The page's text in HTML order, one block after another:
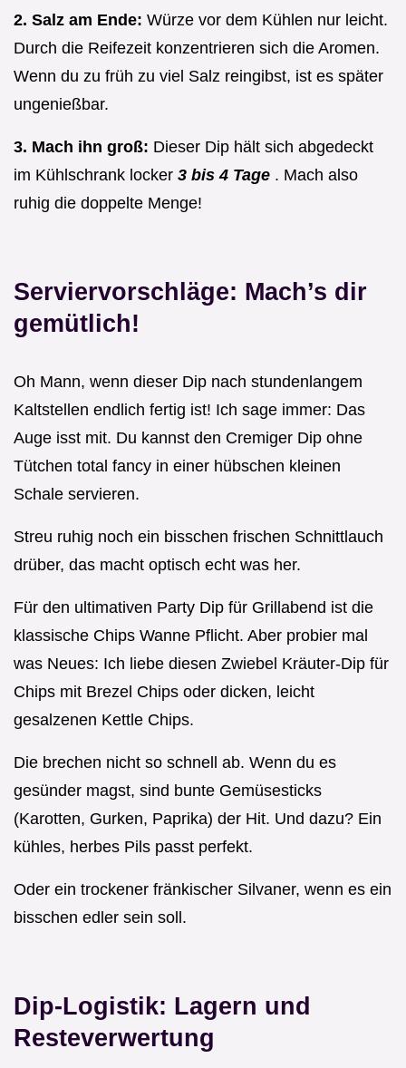
2. Salz am Ende: Würze vor dem Kühlen nur leicht.
Durch die Reifezeit konzentrieren sich die Aromen.
Wenn du zu früh zu viel Salz reingibst, ist es später
ungenießbar.
3. Mach ihn groß: Dieser Dip hält sich abgedeckt
im Kühlschrank locker 3 bis 4 Tage . Mach also
ruhig die doppelte Menge!
Serviervorschläge: Mach’s dir
gemütlich!
Oh Mann, wenn dieser Dip nach stundenlangem
Kaltstellen endlich fertig ist! Ich sage immer: Das
Auge isst mit. Du kannst den Cremiger Dip ohne
Tütchen total fancy in einer hübschen kleinen
Schale servieren.
Streu ruhig noch ein bisschen frischen Schnittlauch
drüber, das macht optisch echt was her.
Für den ultimativen Party Dip für Grillabend ist die
klassische Chips Wanne Pflicht. Aber probier mal
was Neues: Ich liebe diesen Zwiebel Kräuter-Dip für
Chips mit Brezel Chips oder dicken, leicht
gesalzenen Kettle Chips.
Die brechen nicht so schnell ab. Wenn du es
gesünder magst, sind bunte Gemüsesticks
(Karotten, Gurken, Paprika) der Hit. Und dazu? Ein
kühles, herbes Pils passt perfekt.
Oder ein trockener fränkischer Silvaner, wenn es ein
bisschen edler sein soll.
Dip-Logistik: Lagern und
Resteverwertung